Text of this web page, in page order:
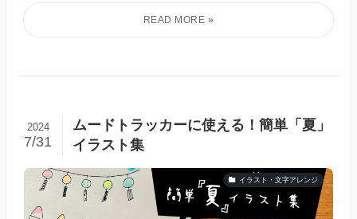
ムードトラッカーに使える！簡単「夏」
イラスト集
2024
7/31
イラスト・文字アレンジ